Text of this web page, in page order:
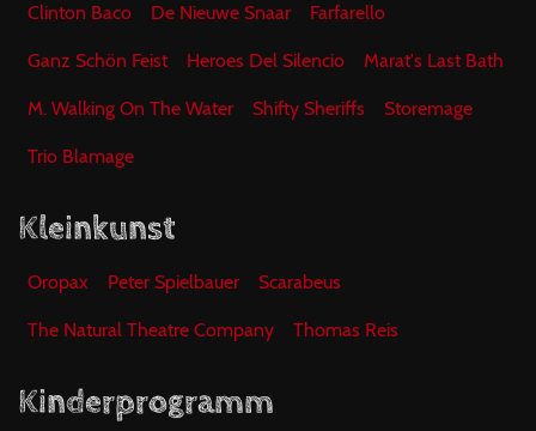
Clinton Baco De Nieuwe Snaar Farfarello
Ganz Schön Feist Heroes Del Silencio Marat's Last Bath
M. Walking On The Water Shifty Sheriffs Storemage
Trio Blamage
Kleinkunst
Oropax Peter Spielbauer Scarabeus
The Natural Theatre Company Thomas Reis
Kinderprogramm